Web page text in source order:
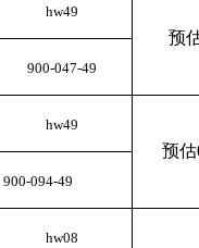
hw49
预
900-047-49
hw49
预
900-094-49
hw08